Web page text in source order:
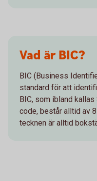
Vad är BIC?
BIC (Business
standard för att
BIC, som ibland
code, består alltid av
tecknen är alltid